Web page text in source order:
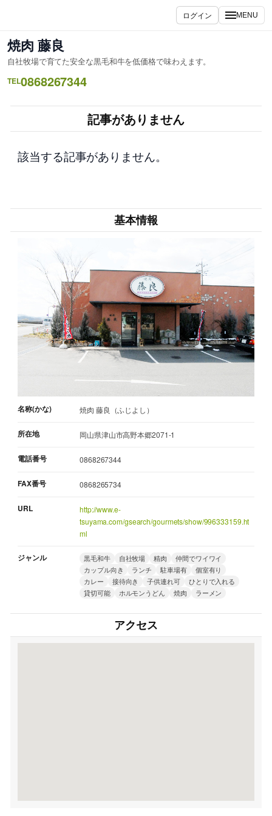
を
ス
キ
ッ
ログイン MENU
焼肉 藤良
自社牧場で育てた安全な黒毛和牛を低価格で味わえます。
TEL0868267344
記事がありません
該当する記事がありません。
基本情報
名称(かな) 焼肉 藤良（ふじよし）
所在地 岡山県津山市高野本郷2071-1
電話番号 0868267344
FAX番号 0868265734
URL
http://www.e-
tsuyama.com/gsearch/gourmets/show/996333159.ht
ml
ジャンル 黒毛和牛 自社牧場 精肉
仲間でワイワイ
カップル向き
ランチ 駐車場有
個室有り
カレー
接待向き 子供連れ可
ひとりで入れる
貸切可能
ホルモンうどん 焼肉 ラーメン
アクセス